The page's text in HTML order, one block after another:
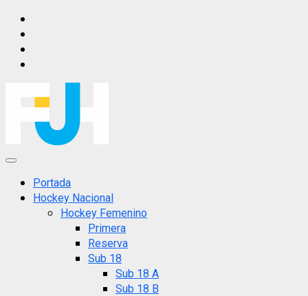
Saltar
contenido
Menú
principalPortada
Hockey Nacional
Hockey Femenino
Primera
Reserva
Sub 18
Sub 18 A
Sub 18 B